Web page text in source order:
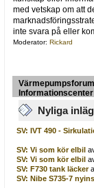
med vetskap om att
inte svara på eller
Moderator: Rickard
Informationscenter
Nyliga
SV: IVT 490 -
SV: Vi som kör elbil
SV: Vi som kör elbil
SV: F730 tank läcker
SV: Nibe S735-7